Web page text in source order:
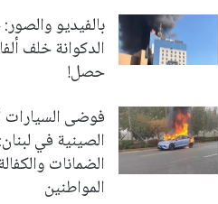
بالفيديو
الدكوانة خلف
حصل!
فوضى السيارات
الصينية في
الضمانات
المواطنين